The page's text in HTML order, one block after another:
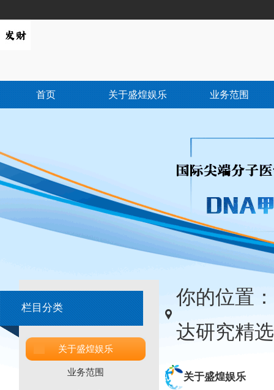
首页 关于盛煌娱乐 业务范围
栏目分类
关于盛煌娱乐
业务范围
你的位置：
达研究精
关于盛煌娱乐